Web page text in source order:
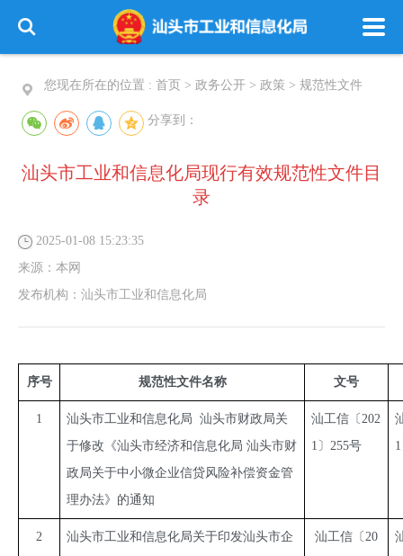
您现在所在的位置 : 首页 > 政务公开 > 政策 > 规范性文件
分享到：
汕头市工业和信息化局现行有效规范性文件目
录
2025-01-08 15:23:35
来源： 本网
发布机构： 汕头市工业和信息化局
序号 规范性文件名称 文号
1
汕头市工业和信息化局  汕头市财政局关
于修改《汕头市经济和信息化局 汕头市财
政局关于中小微企业信贷风险补偿资金管
理办法》的通知
汕工信〔202
1〕255号
2
汕头市工业和信息化局关于印发汕头市企
汕工信〔20